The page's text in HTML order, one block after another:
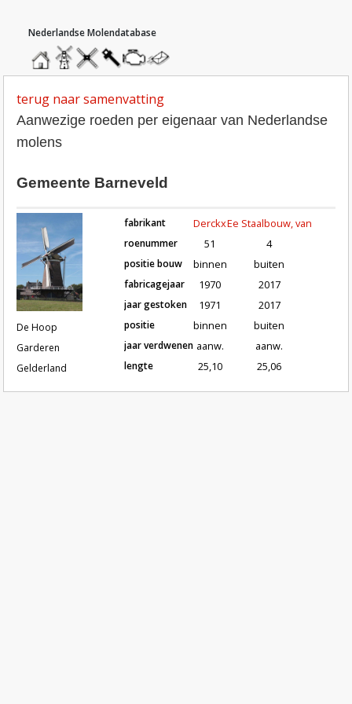
homemolendatabase
roedendatabase
assendatabase
motorendatabase
stuur
een
terug naar samenvatting
Aanwezige roeden per eigenaar van Nederlandse
molens
Gemeente Barneveld
De Hoop
Garderen
Gelderland
Roeden van molen De Hoop in
fabrikant
roenummer
positie bouw
fabricagejaar
jaar gestoken
positie
jaar verdwenen
lengte
Derckx
51
binnen
1970
1971
binnen
aanw.
25,10
Ee Staalbouw, van
4
buiten
2017
2017
buiten
aanw.
25,06